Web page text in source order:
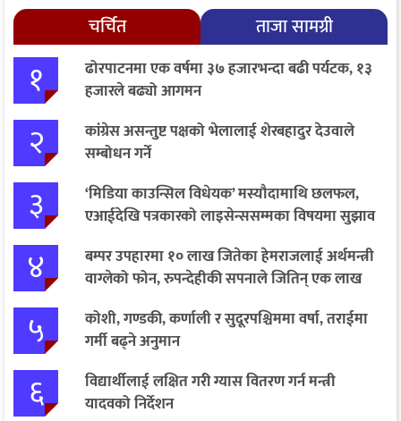
चर्चित ताजा सामग्री
१
ढोरपाटनमा एक वर्षमा ३७ हजारभन्दा बढी पर्यटक, १३
हजारले बढ्यो आगमन
२
कांग्रेस असन्तुष्ट पक्षको भेलालाई शेरबहादुर देउवाले
सम्बोधन गर्ने
३
‘मिडिया काउन्सिल विधेयक’ मस्यौदामाथि छलफल,
एआईदेखि पत्रकारको लाइसेन्ससम्मका विषयमा सुझाव
४
बम्पर उपहारमा १० लाख जितेका हेमराजलाई अर्थमन्त्री
वाग्लेको फोन, रुपन्देहीकी सपनाले जितिन् एक लाख
५
कोशी, गण्डकी, कर्णाली र सुदूरपश्चिममा वर्षा, तराईमा
गर्मी बढ्ने अनुमान
६
विद्यार्थीलाई लक्षित गरी ग्यास वितरण गर्न मन्त्री
यादवको निर्देशन